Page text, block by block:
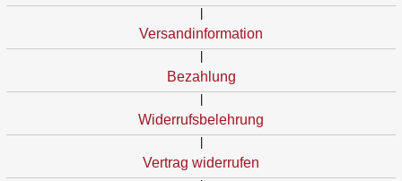
Versandinformation
Bezahlung
Widerrufsbelehrung
Vertrag widerrufen